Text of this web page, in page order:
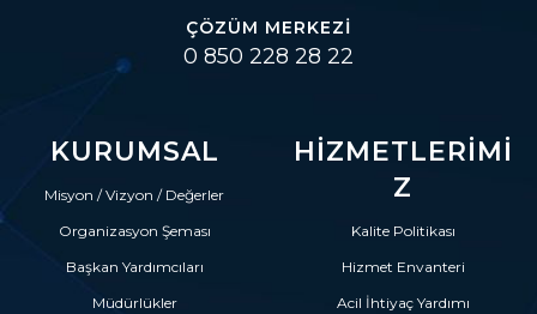
ÇÖZÜM MERKEZI
0 850 228 28 22
KURUMSAL
Misyon / Vizyon / Değerler
Organizasyon Şeması
Başkan Yardımcıları
Müdürlükler
HIZMETLERIMI
Z
Kalite Politikası
Hizmet Envanteri
Acil İhtiyaç Yardımı